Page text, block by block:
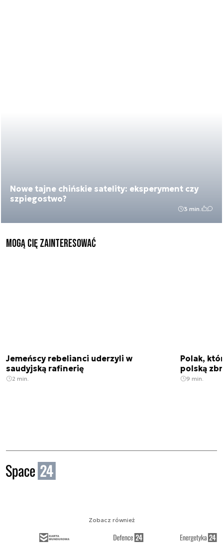
Nowe tajne chińskie satelity: eksperyment czy
szpiegostwo?
3 min.
Mogą Cię zainteresować
Jemeńscy rebelianci uderzyli w
saudyjską rafinerię
2 min.
Polak,
polską
9 min.
Zobacz również